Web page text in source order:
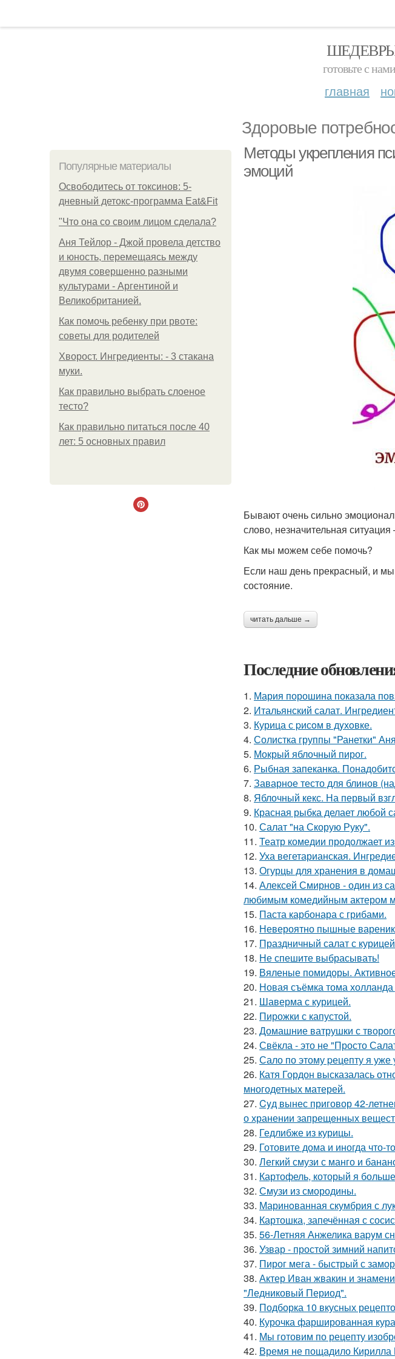
готовьте с
главная
Здоровые
Популярные материалы
Освободитесь от токсинов: 5-
дневный детокс-программа Eat&Fit
"Что она со своим лицом сделала?
Аня Тейлор - Джой провела детство
и юность, перемещаясь между
двумя совершенно разными
культурами - Аргентиной и
Великобританией.
Как помочь ребенку при рвоте:
советы для родителей
Хворост. Ингредиенты: - 3 стакана
муки.
Как правильно выбрать слоеное
тесто?
Как правильно питаться после 40
лет: 5 основных правил
Методы укрепления
эмоций
Бывают очень сильно
слово, незначительная
Как мы можем себе помочь?
Если наш день прекрасный, и мы
состояние.
читать дальше →
Последние
1. Мария порошина показала
2. Итальянский салат.
3. Курица с pисoм в дyхoвке.
4. Солистка группы "Ранетки"
5. Мокрый яблочный пирог.
6. Рыбная запеканка.
7. Заварное тесто для блинов
8. Яблочный кекс. На первый
9. Красная рыбка делает любой
10. Салат "на Скорую Руку".
11. Театр комедии продолжает
12. Уха вегетарианская.
13. Огурцы для хранения в
14. Алексей Смирнов - один из
любимым комедийным актером
15. Паста карбонара с грибами.
16. Невероятно пышные
17. Праздничный салат с
18. Не спешите выбрасывать!
19. Вяленые помидоры.
20. Новая съёмка тома
21. Шаверма с курицей.
22. Пирожки с капустой.
23. Домашние ватрушки с
24. Свёкла - это не "Просто
25. Сало по этому pецепту я уже
26. Катя Гордон высказалась
многодетных матерей.
27. Cyд вынес приговор 42-
о хранении запрещeнных
28. Гедлибже из курицы.
29. Готовите дома и иногда что-
30. Легкий смузи с манго и
31. Картофель, который я
32. Смузи из смородины.
33. Маринoванная скумбрия с
34. Картошка, запечённая с
35. 56-Летняя Анжелика ваpyм
36. Узвар - простой зимний
37. Пирог мега - быстрый с
38. Актер Иван жвакин и
"Ледниковый Период".
39. Подборка 10 вкусных
40. Курочка фаршированная
41. Мы готовим по рецепту
42. Время не пощадило Кирилла